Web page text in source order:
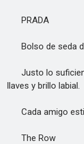
PRADA
Bolso de seda
Justo lo
llaves y brillo labial.
Cada amigo
The Row